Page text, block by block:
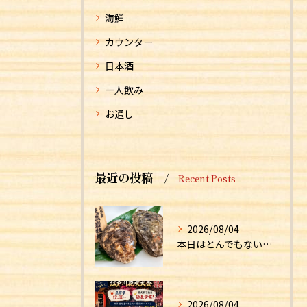
海鮮
カウンター
日本酒
一人飲み
お通し
最近の投稿 Recent Posts
2026/08/04
本日はとんでもない食材が入荷しました！！
2026/08/04